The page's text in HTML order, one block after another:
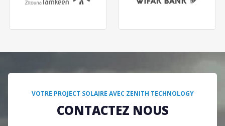
VOTRE PROJECT SOLAIRE AVEC ZENITH TECHNOLOGY
CONTACTEZ NOUS